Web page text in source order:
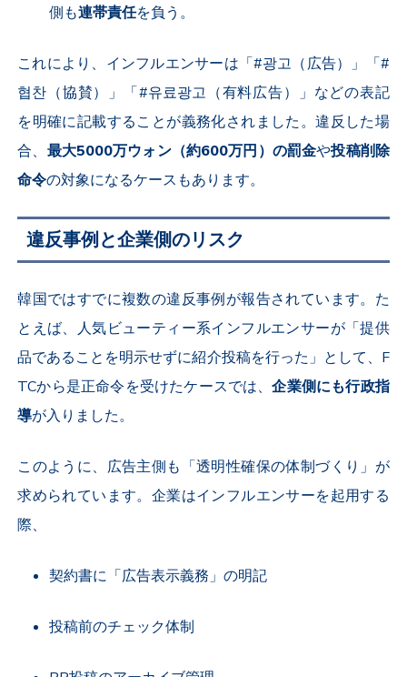
側も連帯責任を負う。
これにより、インフルエンサーは「#광고（広告）」「#
협찬（協賛）」「#유료광고（有料広告）」などの表記
を明確に記載することが義務化されました。違反した場
合、 最大5000万ウォン（約600万円）の罰金や投稿削除
命令の対象になるケースもあります。
違反事例と企業側のリスク
韓国ではすでに複数の違反事例が報告されています。た
とえば、人気ビューティー系インフルエンサーが「提供
品であることを明示せずに紹介投稿を行った」として、 F
TCから是正命令を受けたケースでは、企業側にも行政指
導が入りました。
このように、広告主側も「透明性確保の体制づくり」が
求められています。企業はインフルエンサーを起用する
際、
契約書に「広告表示義務」の明記
投稿前のチェック体制